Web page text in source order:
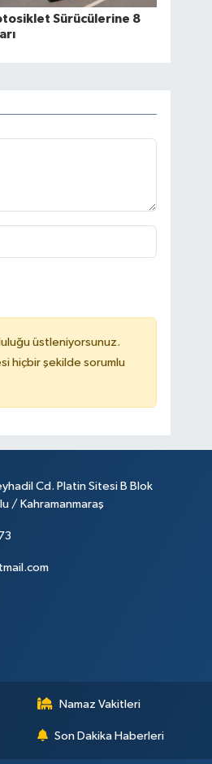
Sürücülerine 8
üstleniyorsunuz.
hiçbir şekilde sorumlu
Cd. Platin Sitesi B Blok
/ Kahramanmaraş
Namaz Vakitleri
Son Dakika Haberleri